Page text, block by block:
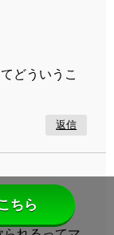
どういうこ
返信
ちら